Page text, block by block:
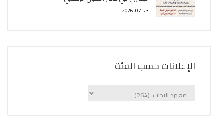
2026-07-23
الإعلانات حسب الفئة
الإعلانات